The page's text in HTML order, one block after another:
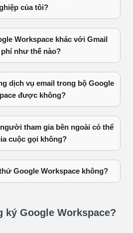
của tôi?
Workspace khác với Gmail
phí như thế nào?
dịch vụ email trong bộ Google
được không?
tham gia bên ngoài có thể
cuộc gọi không?
Google Workspace không?
ký Google Workspace?